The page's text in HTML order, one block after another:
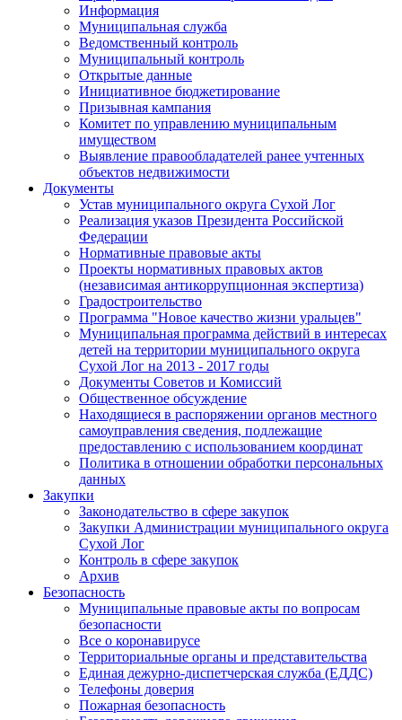
Информация
Муниципальная служба
Ведомственный контроль
Муниципальный контроль
Открытые данные
Инициативное бюджетирование
Призывная кампания
Комитет по управлению муниципальным
имуществом
Выявление правообладателей ранее учтенных
объектов недвижимости
Документы
Устав муниципального округа Сухой Лог
Реализация указов Президента Российской
Федерации
Нормативные правовые акты
Проекты нормативных правовых актов
(независимая антикоррупционная экспертиза)
Градостроительство
Программа "Новое качество жизни уральцев"
Муниципальная программа действий в интересах
детей на территории муниципального округа
Сухой Лог на 2013 - 2017 годы
Документы Советов и Комиссий
Общественное обсуждение
Находящиеся в распоряжении органов местного
самоуправления сведения, подлежащие
предоставлению с использованием координат
Политика в отношении обработки персональных
данных
Закупки
Законодательство в сфере закупок
Закупки Администрации муниципального округа
Сухой Лог
Контроль в сфере закупок
Архив
Безопасность
Муниципальные правовые акты по вопросам
безопасности
Все о коронавирусе
Территориальные органы и представительства
Единая дежурно-диспетчерская служба (ЕДДС)
Телефоны доверия
Пожарная безопасность